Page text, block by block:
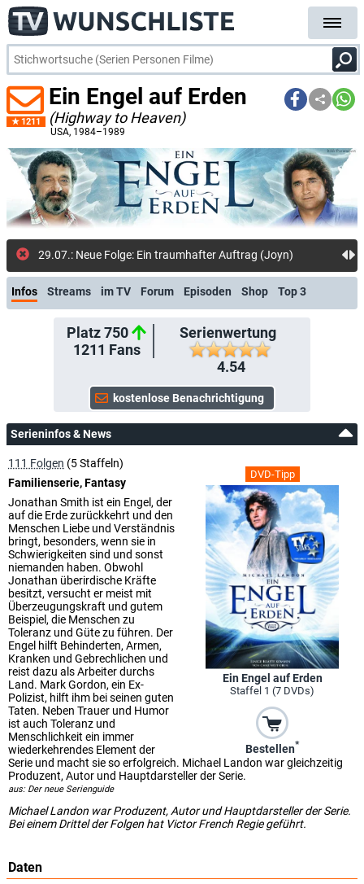
1211
Ein Engel auf Erden
(Highway to Heaven)
USA, 1984–1989
28.07
Infos Streams im TV Forum Episoden Shop Top 3
Platz 750
1211 Fans
Serienwertung
4.54
Serieninfos & News
DVD-Tipp
Ein Engel auf Erden
Staffel 1 (7 DVDs)
Bestellen*
111 Folgen (5 Staffeln)
Familienserie, Fantasy
Jonathan Smith ist ein Engel, der
auf die Erde zurückkehrt und den
Menschen Liebe und Verständnis
bringt, besonders, wenn sie in
Schwierigkeiten sind und sonst
niemanden haben. Obwohl
Jonathan überirdische Kräfte
besitzt, versucht er meist mit
Überzeugungskraft und gutem
Beispiel, die Menschen zu
Toleranz und Güte zu führen. Der
Engel hilft Behinderten, Armen,
Kranken und Gebrechlichen und
reist dazu als Arbeiter durchs
Land. Mark Gordon, ein Ex-
Polizist, hilft ihm bei seinen guten
Taten. Neben Trauer und Humor
ist auch Toleranz und
Menschlichkeit ein immer
wiederkehrendes Element der
Serie und macht sie so erfolgreich. Michael Landon war gleichzeitig
Produzent, Autor und Hauptdarsteller der Serie.
aus: Der neue Serienguide
Michael Landon war Produzent, Autor und Hauptdarsteller der Serie.
Bei einem Drittel der Folgen hat Victor French Regie geführt.
Daten